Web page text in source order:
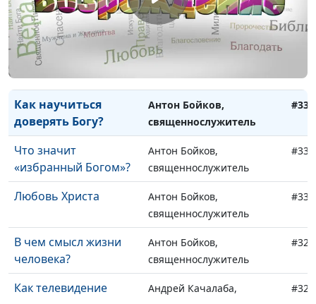
Поиск Иисуса Христа
Антон Бойков,
священнослужитель
#334
Евангелие от Иуды
Антон Бойков,
священнослужитель
Как научиться
доверять Богу?
Антон Бойков,
священнослужитель
#332
Что значит
«избранный Богом»?
Антон Бойков,
священнослужитель
#331
Любовь Христа
Антон Бойков,
священнослужитель
#330
В чем смысл жизни
человека?
Антон Бойков,
священнослужитель
#329
Как телевидение
Андрей Качалаба,
#328